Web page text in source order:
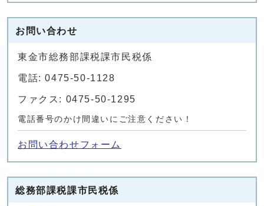
お問い合わせ
東金市総務部課税課市民税係
電話: 0475-50-1128
ファクス: 0475-50-1295
電話番号のかけ間違いにご注意ください！
お問い合わせフォーム
総務部課税課市民税係